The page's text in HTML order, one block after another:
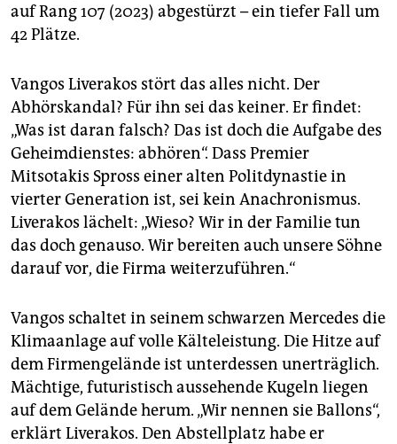
auf Rang 107 (2023) abgestürzt – ein tiefer Fall um
42 Plätze.
Vangos Liverakos stört das alles nicht. Der
Abhörskandal? Für ihn sei das keiner. Er findet:
„Was ist daran falsch? Das ist doch die Aufgabe des
Geheimdienstes: abhören“. Dass Premier
Mitsotakis Spross einer alten Politdynastie in
vierter Generation ist, sei kein Anachronismus.
Liverakos lächelt: „Wieso? Wir in der Familie tun
das doch genauso. Wir bereiten auch unsere Söhne
darauf vor, die Firma weiterzuführen.“
Vangos schaltet in seinem schwarzen Mercedes die
Klimaanlage auf volle Kälteleistung. Die Hitze auf
dem Firmengelände ist unterdessen unerträglich.
Mächtige, futuristisch aussehende Kugeln liegen
auf dem Gelände herum. „Wir nennen sie Ballons“,
erklärt Liverakos. Den Abstellplatz habe er